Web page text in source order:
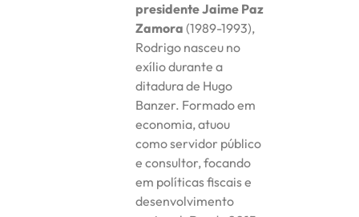
presidente Jaime Paz
Zamora (1989-1993),
Rodrigo nasceu no
exílio durante a
ditadura de Hugo
Banzer. Formado em
economia, atuou
como servidor público
e consultor, focando
em políticas fiscais e
desenvolvimento